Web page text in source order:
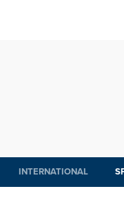
INTERNATIONAL